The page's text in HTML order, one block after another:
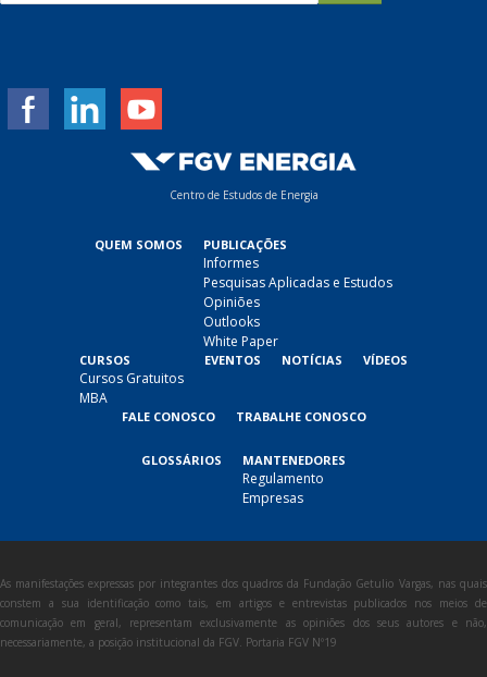
m
Centro de Estudos de Energia
QUEM SOMOS PUBLICAÇÕES
Informes
Pesquisas Aplicadas e Estudos
Opiniões
Outlooks
White Paper
CURSOS
Cursos Gratuitos
MBA
EVENTOS NOTÍCIAS VÍDEOS
FALE CONOSCO TRABALHE CONOSCO
GLOSSÁRIOS MANTENEDORES
Regulamento
Empresas
As manifestações expressas por integrantes dos quadros da Fundação Getulio Vargas, nas quais
constem a sua identificação como tais, em artigos e entrevistas publicados nos meios de
comunicação em geral, representam exclusivamente as opiniões dos seus autores e não,
necessariamente, a posição institucional da FGV. Portaria FGV Nº19